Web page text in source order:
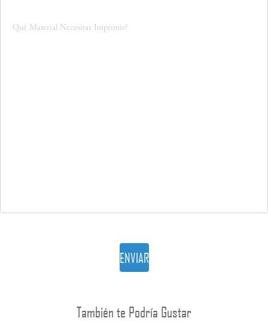
ENVIAR
También te Podría Gustar